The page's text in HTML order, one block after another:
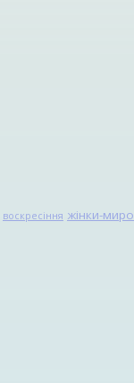
воскресіння жінки-